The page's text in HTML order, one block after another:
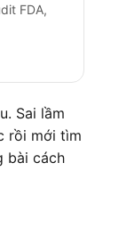
FDA,
Sai lầm
rồi mới tìm
bài cách